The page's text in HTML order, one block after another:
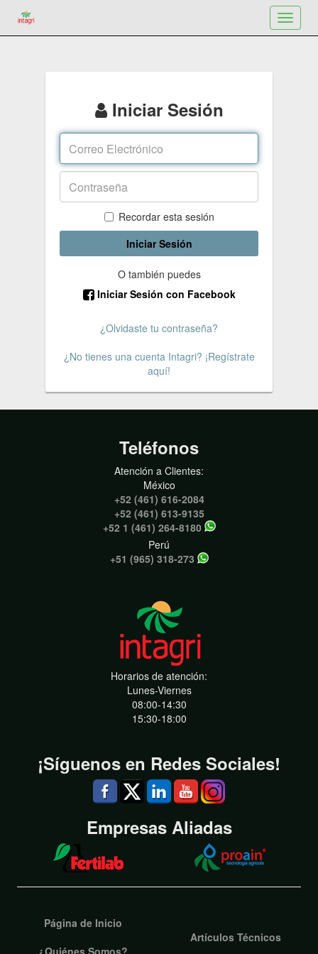
Toggle
Iniciar Sesión
Recordar esta sesión
Iniciar Sesión
O también puedes
Iniciar Sesión con Facebook
¿Olvidaste tu contraseña?
¿No tienes una cuenta Intagri? ¡Regístrate
aquí!
Teléfonos
Atención a Clientes:
México
+52 (461) 616-2084
+52 (461) 613-9135
+52 1 (461) 264-8180
Perú
+51 (965) 318-273
Horarios de atención:
Lunes-Viernes
08:00-14:30
15:30-18:00
¡Síguenos en Redes Sociales!
Empresas Aliadas
Página de Inicio
¿Quiénes Somos?
Artículos Técnicos